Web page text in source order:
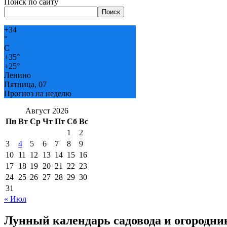
Поиск
+34
°
C
+35°
+25°
Ленино
Пятница, 07
Прогноз на неделю
Август 2026
Пн Вт Ср Чт Пт Сб Вс
1
2
3
4 5 6 7 8
9
10 11 12 13 14 15 16
17 18 19 20 21 22 23
24 25 26 27 28 29 30
31
« Июл
Лунный календарь садовода и